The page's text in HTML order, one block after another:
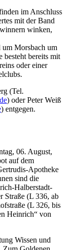
im Anschluss
mit der Band
winken,
um Morsbach um
bereits mit
oder einer
(Tel.
) oder Peter Weiß
) entgegen.
06. August,
auf dem
Apotheke
sind die
Halberstadt-
Straße (L 336, ab
(L 326, bis
Heinrich“ von
Wissen und